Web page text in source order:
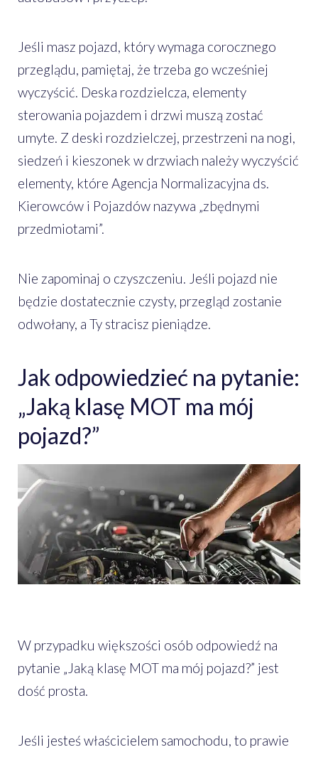
Jeśli masz pojazd, który wymaga corocznego
przeglądu, pamiętaj, że trzeba go wcześniej
wyczyścić. Deska rozdzielcza, elementy
sterowania pojazdem i drzwi muszą zostać
umyte. Z deski rozdzielczej, przestrzeni na nogi,
siedzeń i kieszonek w drzwiach należy wyczyścić
elementy, które Agencja Normalizacyjna ds.
Kierowców i Pojazdów nazywa „zbędnymi
przedmiotami”.
Nie zapominaj o czyszczeniu. Jeśli pojazd nie
będzie dostatecznie czysty, przegląd zostanie
odwołany, a Ty stracisz pieniądze.
Jak odpowiedzieć na pytanie:
„Jaką klasę MOT ma mój
pojazd?”
W przypadku większości osób odpowiedź na
pytanie „Jaką klasę MOT ma mój pojazd?” jest
dość prosta.
Jeśli jesteś właścicielem samochodu, to prawie